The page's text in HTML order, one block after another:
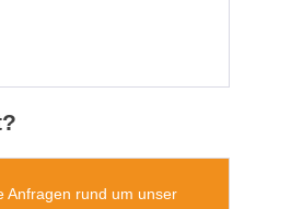
Anfragen rund um unser